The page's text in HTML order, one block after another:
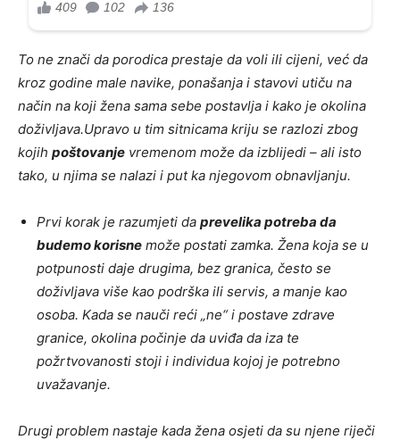
To ne znači da porodica prestaje da voli ili cijeni, već da
kroz godine male navike, ponašanja i stavovi utiču na
način na koji žena sama sebe postavlja i kako je okolina
doživljava.Upravo u tim sitnicama kriju se razlozi zbog
kojih poštovanje vremenom može da izblijedi – ali isto
tako, u njima se nalazi i put ka njegovom obnavljanju.
Prvi korak je razumjeti da prevelika potreba da
budemo korisne može postati zamka. Žena koja se u
potpunosti daje drugima, bez granica, često se
doživljava više kao podrška ili servis, a manje kao
osoba. Kada se nauči reći „ne“ i postave zdrave
granice, okolina počinje da uviđa da iza te
požrtvovanosti stoji i individua kojoj je potrebno
uvažavanje.
Drugi problem nastaje kada žena osjeti da su njene riječi